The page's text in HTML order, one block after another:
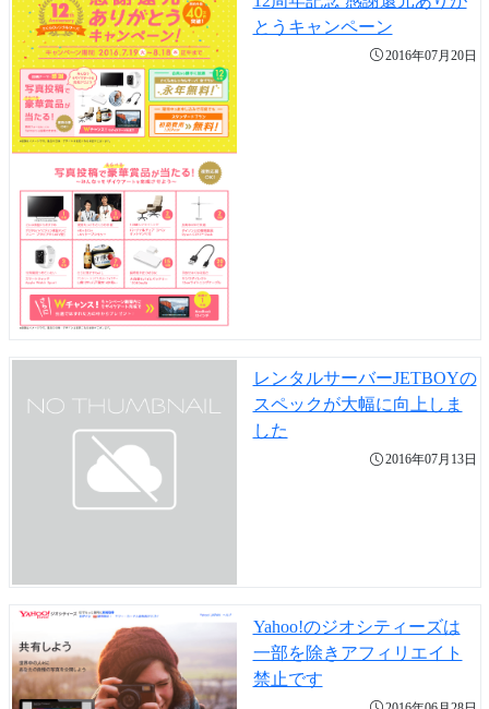
とうキャンペーン
2016年07月20日
レンタルサーバーJETBOYの
スペックが大幅に向上しま
した
2016年07月13日
Yahoo!のジオシティーズは
一部を除きアフィリエイト
禁止です